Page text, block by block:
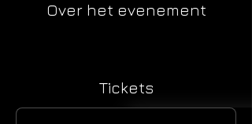
Over het evenement
Tickets